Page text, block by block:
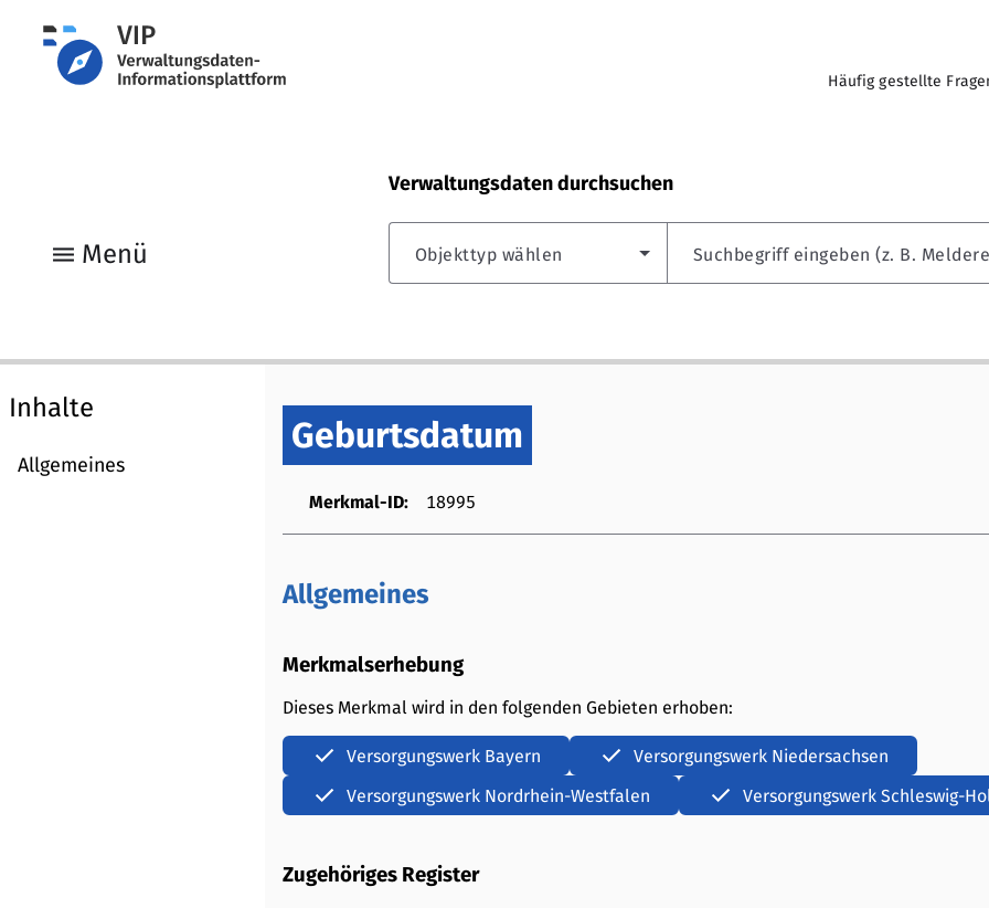
Häufig gestellte
Verwaltungsdaten durchsuchen
menu Menü Objekttyp wählen Suchbegriff eingeben (z. B.
Inhalte
Allgemeines
Geburtsdatum
Merkmal-ID: 18995
Allgemeines
Merkmalserhebung
Dieses Merkmal wird in den folgenden Gebieten erhoben:
Versorgungswerk Bayern
Versorgungswerk Niedersachsen
Versorgungswerk Nordrhein-Westfalen
Versorgungswerk Schleswig-
Zugehöriges Register